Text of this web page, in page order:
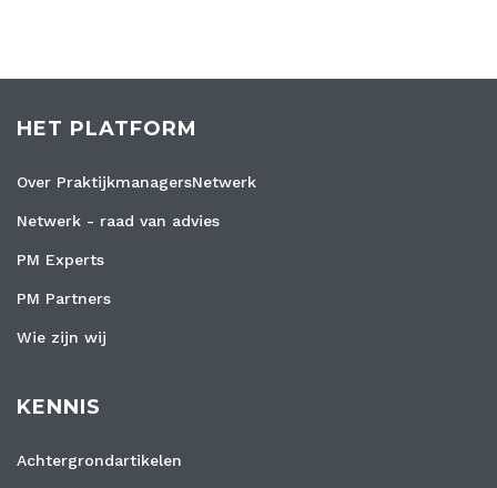
HET PLATFORM
Over PraktijkmanagersNetwerk
Netwerk - raad van advies
PM Experts
PM Partners
Wie zijn wij
KENNIS
Achtergrondartikelen